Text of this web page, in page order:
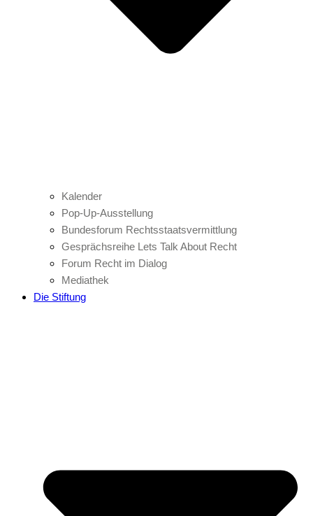
Kalender
Pop-Up-Ausstellung
Bundesforum Rechtsstaatsvermittlung
Gesprächsreihe Lets Talk About Recht
Forum Recht im Dialog
Mediathek
Die Stiftung